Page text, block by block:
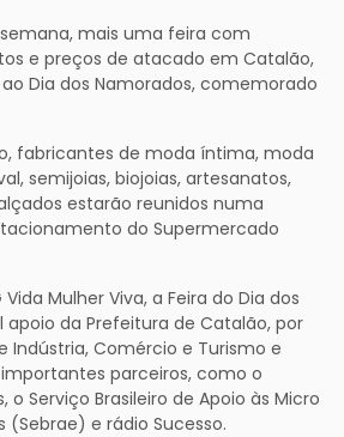
mais uma feira com
e preços de atacado em Catalão,
Dia dos Namorados, comemorado
fabricantes de moda íntima, moda
semijoias, biojoias, artesanatos,
estarão reunidos numa
do Supermercado
Mulher Viva, a Feira do Dia dos
da Prefeitura de Catalão, por
Indústria, Comércio e Turismo e
parceiros, como o
o Serviço Brasileiro de Apoio às Micro
(Sebrae) e rádio Sucesso.